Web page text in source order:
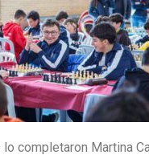
completaron Martina